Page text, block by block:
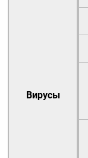
Вирусы